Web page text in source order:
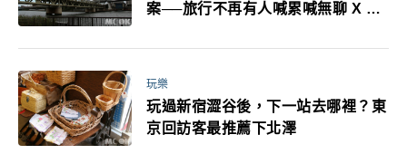
案──旅行不再有人喊累喊無聊 X 爸
玩樂
玩過新宿澀谷後，下一站去哪裡？東
京回訪客最推薦下北澤